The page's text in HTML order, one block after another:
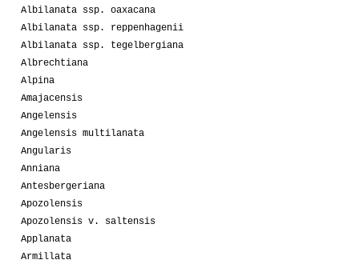
Albilanata ssp. oaxacana
Albilanata ssp. reppenhagenii
Albilanata ssp. tegelbergiana
Albrechtiana
Alpina
Amajacensis
Angelensis
Angelensis multilanata
Angularis
Anniana
Antesbergeriana
Apozolensis
Apozolensis v. saltensis
Applanata
Armillata